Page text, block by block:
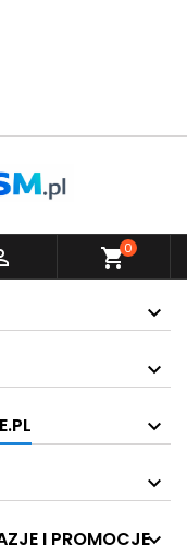
shopping_cart0
I PROMOCJE